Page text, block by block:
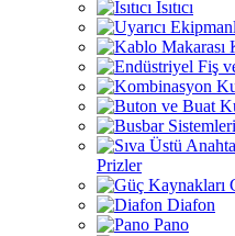
Isıtıcı
Prizler
Diafon
Pano